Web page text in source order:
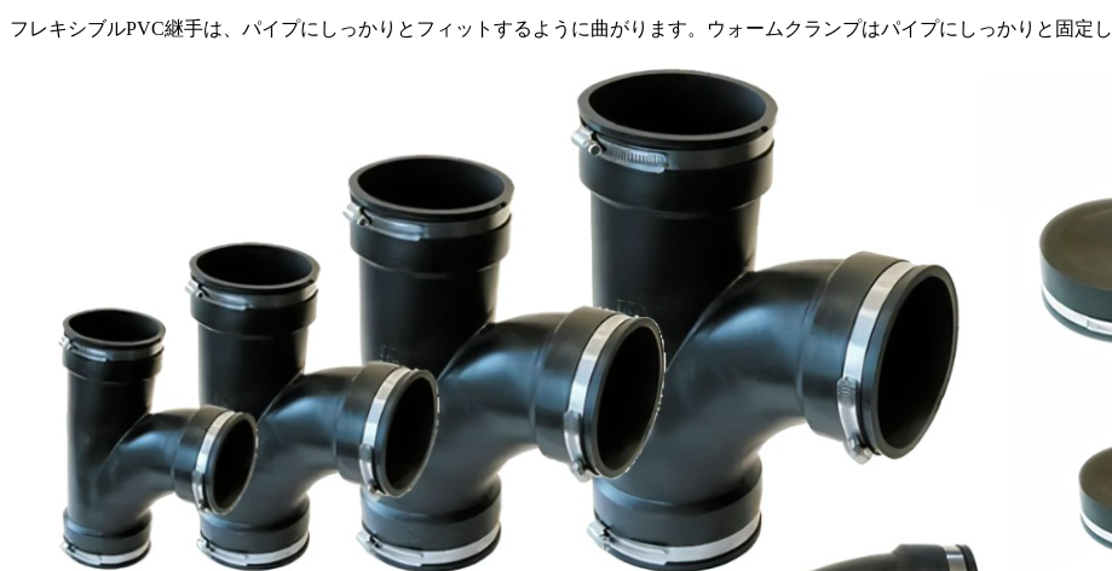
フレキシブルPVC継手は、パイプにしっかりとフィットするように曲がります。ウォームクランプはパイプにしっかりと固定